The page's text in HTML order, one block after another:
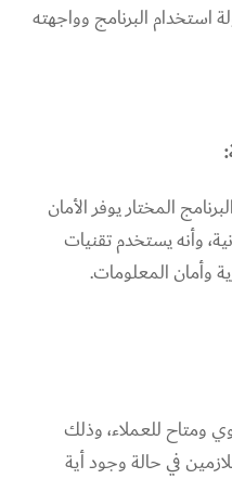
البرنامج وواجهته
المختار يوفر الأمان
وأنه يستخدم تقنيات
وأمان المعلومات.
ومتاح للعملاء، وذلك
في حالة وجود أية